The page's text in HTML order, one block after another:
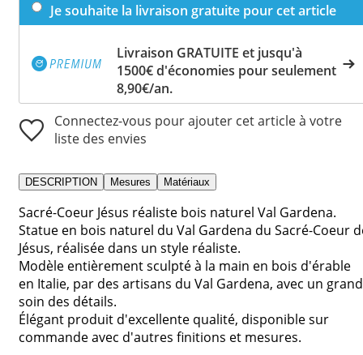
Je souhaite la livraison gratuite pour cet article
Livraison GRATUITE et jusqu'à
1500€ d'économies pour seulement
8,90€/an.
Connectez-vous pour ajouter cet article à votre
liste des envies
DESCRIPTION Mesures Matériaux
Sacré-Coeur Jésus réaliste bois naturel Val Gardena.
Statue en bois naturel du Val Gardena du Sacré-Coeur
Jésus, réalisée dans un style réaliste.
Modèle entièrement sculpté à la main en bois d'érable
en Italie, par des artisans du Val Gardena, avec un grand
soin des détails.
Élégant produit d'excellente qualité, disponible sur
commande avec d'autres finitions et mesures.